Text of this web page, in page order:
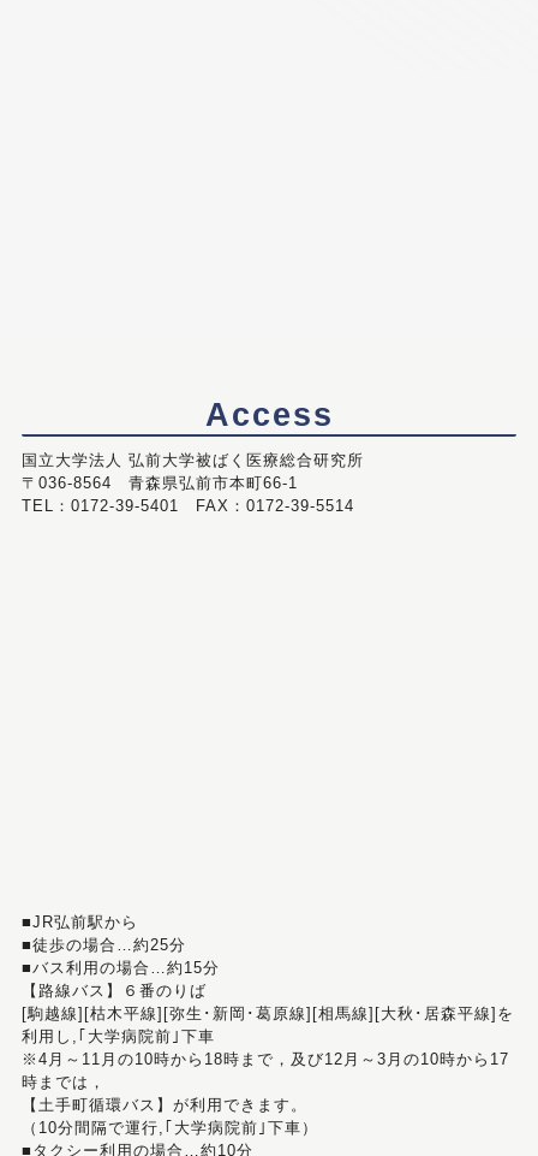
Access
国立大学法人 弘前大学被ばく医療総合研究所
〒036-8564 青森県弘前市本町66-1
TEL：0172-39-5401 FAX：0172-39-5514
■JR弘前駅から
■徒歩の場合…約25分
■バス利用の場合…約15分
【路線バス】６番のりば
[駒越線][枯木平線][弥生･新岡･葛原線][相馬線][大秋･居森平線]を
利用し,｢大学病院前｣下車
※4月～11月の10時から18時まで，及び12月～3月の10時から17
時までは，
【土手町循環バス】が利用できます。
（10分間隔で運行,｢大学病院前｣下車）
■タクシー利用の場合…約10分